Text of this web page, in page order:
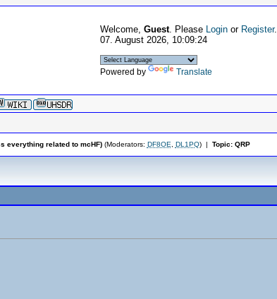
Welcome, Guest. Please Loginor Register.
07. August 2026, 10:09:24
Powered by Translate
everything related to mcHF)(Moderators: DF8OE DL1PQ) | Topic: QRP